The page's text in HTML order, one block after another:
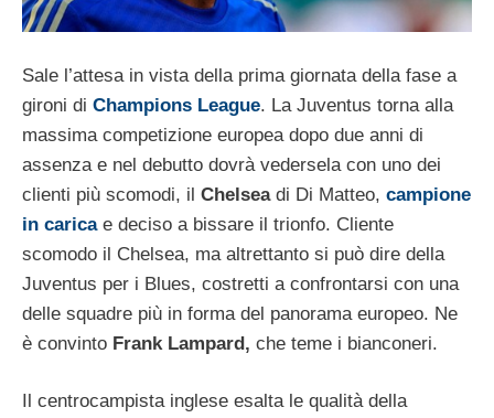
Sale l’attesa in vista della prima giornata della fase a
gironi di Champions League. La Juventus torna alla
massima competizione europea dopo due anni di
assenza e nel debutto dovrà vedersela con uno dei
clienti più scomodi, il Chelseadi Di Matteo, campione
in caricae deciso a bissare il trionfo. Cliente
scomodo il Chelsea, ma altrettanto si può dire della
Juventus per i Blues, costretti a confrontarsi con una
delle squadre più in forma del panorama europeo. Ne
è convinto Frank Lampard, che teme i bianconeri.
Il centrocampista inglese esalta le qualità della